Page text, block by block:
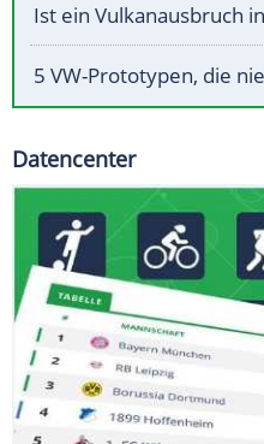
Ist ein Vulkanausbruch
5 VW-Prototypen, die
Datencenter